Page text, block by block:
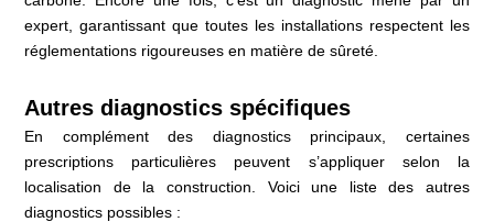
expert, garantissant que toutes les installations respectent les
réglementations rigoureuses en matière de sûreté.
Autres diagnostics spécifiques
En complément des diagnostics principaux, certaines
prescriptions particulières peuvent s’appliquer selon la
localisation de la construction. Voici une liste des autres
diagnostics possibles :